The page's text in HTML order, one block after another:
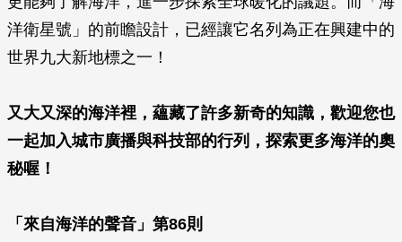
洋衛星號」的前瞻設計，已經讓它名列為正在興建中的
世界九大新地標之一！
又大又深的海洋裡，蘊藏了許多新奇的知識，歡迎您也
一起加入城市廣播與科技部的行列，探索更多海洋的奧
秘喔！
「來自海洋的聲音」第86則